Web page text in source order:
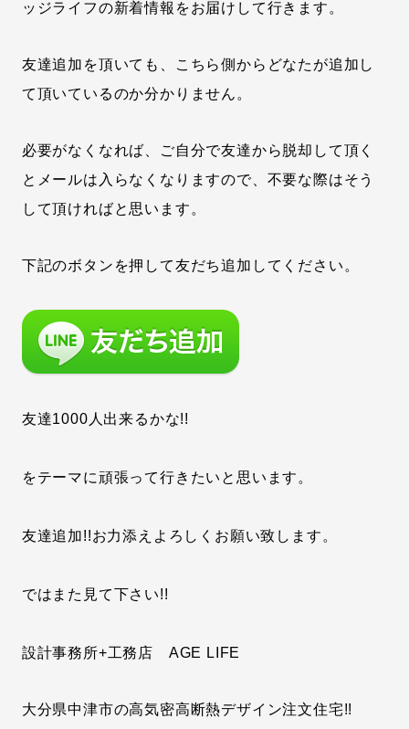
ッジライフの新着情報をお届けして行きます。
友達追加を頂いても、こちら側からどなたが追加し
て頂いているのか分かりません。
必要がなくなれば、ご自分で友達から脱却して頂く
とメールは入らなくなりますので、不要な際はそう
して頂ければと思います。
下記のボタンを押して友だち追加してください。
友達1000人出来るかな!!
をテーマに頑張って行きたいと思います。
友達追加!!お力添えよろしくお願い致します。
ではまた見て下さい!!
設計事務所+工務店 AGE LIFE
大分県中津市の高気密高断熱デザイン注文住宅!!